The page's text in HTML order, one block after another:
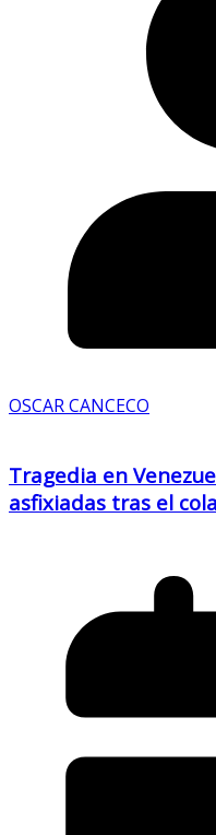
OSCAR CANCECO
Tragedia en
asfixiadas tras el